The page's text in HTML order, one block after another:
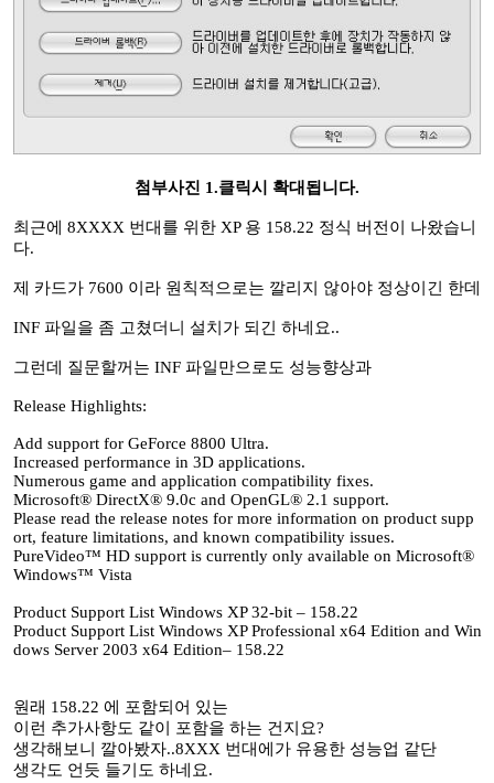
첨부사진 1.클릭시 확대됩니다.
최근에 8XXXX 번대를 위한 XP 용 158.22 정식 버전이 나왔습니
다.
제 카드가 7600 이라 원칙적으로는 깔리지 않아야 정상이긴 한데
INF 파일을 좀 고쳤더니 설치가 되긴 하네요..
그런데 질문할꺼는 INF 파일만으로도 성능향상과
Release Highlights:
Add support for GeForce 8800 Ultra.
Increased performance in 3D applications.
Numerous game and application compatibility fixes.
Microsoft® DirectX® 9.0c and OpenGL® 2.1 support.
Please read the release notes for more information on product supp
ort, feature limitations, and known compatibility issues.
PureVideo™ HD support is currently only available on Microsoft®
Windows™ Vista
Product Support List Windows XP 32-bit – 158.22
Product Support List Windows XP Professional x64 Edition and Win
dows Server 2003 x64 Edition– 158.22
원래 158.22 에 포함되어 있는
이런 추가사항도 같이 포함을 하는 건지요?
생각해보니 깔아봤자..8XXX 번대에가 유용한 성능업 같단
생각도 언듯 들기도 하네요.